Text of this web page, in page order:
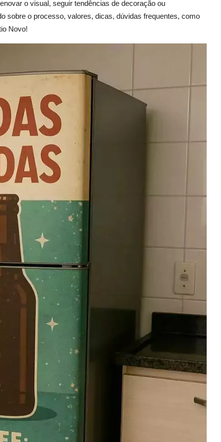
o visual, seguir tendências de decoração ou
sobre o processo, valores, dicas, dúvidas frequentes, como
Novo!